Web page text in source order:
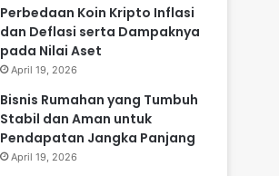
Perbedaan Koin Kripto Inflasi
dan Deflasi serta Dampaknya
pada Nilai Aset
April 19, 2026
Bisnis Rumahan yang Tumbuh
Stabil dan Aman untuk
Pendapatan Jangka Panjang
April 19, 2026